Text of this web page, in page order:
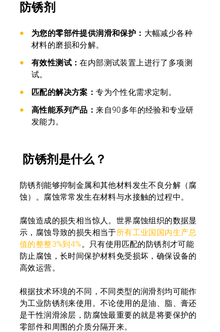
防锈剂
为您的零部件提供润滑和保护： 大幅减少各种
材料的磨损和分解。
有效性测试：在内部测试装置上进行了多项测
试。
匹配的解决方案：专为个性化需求定制。
高性能系列产品：来自90多年的经验和专业研
发能力。
防锈剂是什么？
防锈剂能够抑制金属和其他材料发生不良分解（腐
蚀）。腐蚀常常发生在材料与水接触的过程中。
腐蚀造成的损失相当惊人。世界腐蚀组织的数据显
示，腐蚀导致的损失相当于所有工业国国内生产总
值的整整3%到4%。只有使用匹配的防锈剂才可能
防止腐蚀，长时间保护材料免受损坏，确保设备的
高效运营。
根据技术环境的不同，不同类型的润滑剂均可能作
为工业防锈剂来使用。不论使用的是油、脂、膏还
是干性润滑涂层，防腐蚀最重要的就是将要保护的
零部件和周围的介质分隔开来。